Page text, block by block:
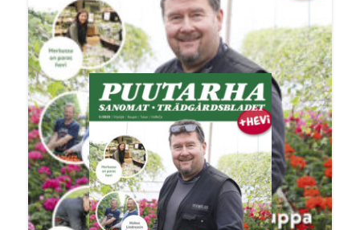
Kokonaismyynti nousi kaikkien aikojen
ennätykseen, 663 miljoonaan euroon, rikkoen
aikaisemman vuoden 2016 myyntipiikin.